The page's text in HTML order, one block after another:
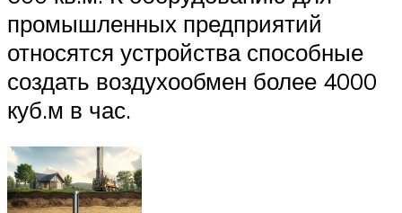
промышленных предприятий
относятся устройства способные
создать воздухообмен более 4000
куб.м в час.